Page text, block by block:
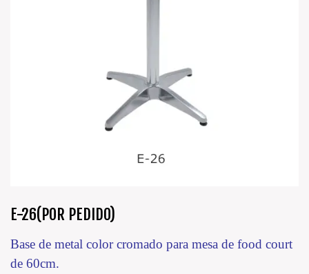
E-26(POR PEDIDO)
Base de metal color cromado para mesa de food court
de 60cm.